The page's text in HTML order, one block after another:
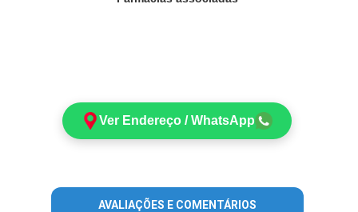
Ver Endereço / WhatsApp
AVALIAÇÕES E COMENTÁRIOS